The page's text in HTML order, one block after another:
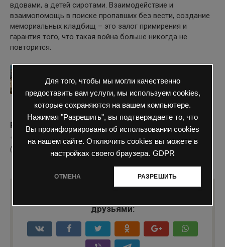
Для того, чтобы мы могли качественно
предоставить вам услуги, мы используем cookies,
которые сохраняются на вашем компьютере.
Нажимая "Разрешить", вы подтверждаете то, что
Вы проинформированы об использовании cookies
на нашем сайте. Отключить cookies вы можете в
настройках своего браузера. GDPR
ОТМЕНА РАЗРЕШИТЬ
вдовами, а детей сиротами. Взаимодействие и
взаимопомощь в поиске пропавших без вести, создание
мемориальных кладбищ – это залог примирения и
гарантия того, что такая война больше никогда не
повторится.
Рейтинг
( Пока оценок нет )
68 просмотров
друзьями: